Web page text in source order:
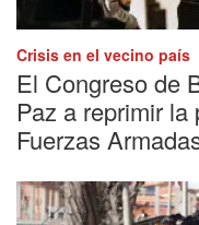
Crisis en el vecino país
El Congreso de
Paz a reprimir
Fuerzas